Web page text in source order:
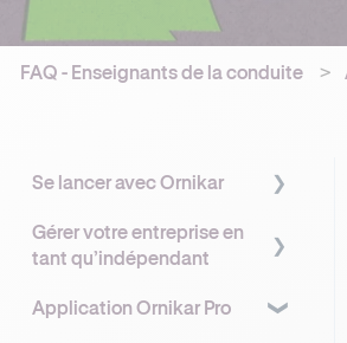
FAQ - Enseignants de la conduite
Se lancer avec Ornikar
Comprendre Ornikar
administratives
Gérer votre entreprise en
tant qu’indépendant
Gérer votre entreprise
Application Ornikar Pro